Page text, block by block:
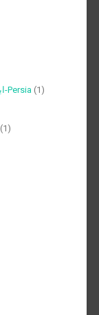
Al-Hallaj-ابو-المغيث-الحسين-بن-منصور-الحلاج-Persia(1)
(1)